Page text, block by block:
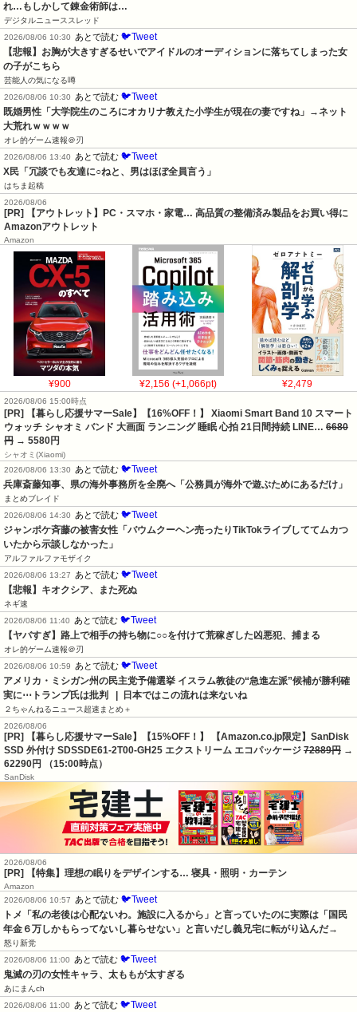
れ…もしかして錬金術師は…
デジタルニューススレッド
2026/08/06 10:30
あとで読む 🐦Tweet
【悲報】お胸が大きすぎるせいでアイドルのオーディションに落ちてしまった女
の子がこちら
芸能人の気になる噂
2026/08/06 10:30
あとで読む 🐦Tweet
既婚男性「大学院生のころにオカリナ教えた小学生が現在の妻ですね」→ネット
大荒れｗｗｗｗ
オレ的ゲーム速報＠刃
2026/08/06 13:40
あとで読む 🐦Tweet
X民「冗談でも友達に○ねと、男はほぼ全員言う」
はちま起稿
2026/08/06
[PR] 【アウトレット】PC・スマホ・家電… 高品質の整備済み製品をお買い得に
Amazonアウトレット
Amazon
¥900 ¥2,156 (+1,066pt) ¥2,479
2026/08/06 15:00時点
[PR] 【暮らし応援サマーSale】【16%OFF！】 Xiaomi Smart Band 10 スマート
ウォッチ シャオミ バンド 大画面 ランニング 睡眠 心拍 21日間持続 LINE… 6680
円 → 5580円
シャオミ(Xiaomi)
2026/08/06 13:30
あとで読む 🐦Tweet
兵庫斎藤知事、県の海外事務所を全廃へ「公務員が海外で遊ぶためにあるだけ」
まとめブレイド
2026/08/06 14:30
あとで読む 🐦Tweet
ジャンポケ斉藤の被害女性「バウムクーヘン売ったりTikTokライブしててムカつ
いたから示談しなかった」
アルファルファモザイク
2026/08/06 13:27
あとで読む 🐦Tweet
【悲報】キオクシア、また死ぬ
ネギ速
2026/08/06 11:40
あとで読む 🐦Tweet
【ヤバすぎ】路上で相手の持ち物に○○を付けて荒稼ぎした凶悪犯、捕まる
オレ的ゲーム速報＠刃
2026/08/06 10:59
あとで読む 🐦Tweet
アメリカ・ミシガン州の民主党予備選挙 イスラム教徒の“急進左派”候補が勝利確
実に⋯トランプ氏は批判   |  日本ではこの流れは来ないね
２ちゃんねるニュース超速まとめ＋
2026/08/06
[PR] 【暮らし応援サマーSale】【15%OFF！】 【Amazon.co.jp限定】SanDisk
SSD 外付け SDSSDE61-2T00-GH25 エクストリーム エコパッケージ 72889円 →
62290円 （15:00時点）
SanDisk
2026/08/06
[PR] 【特集】理想の眠りをデザインする… 寝具・照明・カーテン
Amazon
2026/08/06 10:57
あとで読む 🐦Tweet
トメ「私の老後は心配ないわ。施設に入るから」と言っていたのに実際は「国民
年金６万しかもらってないし暮らせない」と言いだし義兄宅に転がり込んだ→
怒り新党
2026/08/06 11:00
あとで読む 🐦Tweet
鬼滅の刃の女性キャラ、太ももが太すぎる
あにまんch
2026/08/06 11:00
あとで読む 🐦Tweet